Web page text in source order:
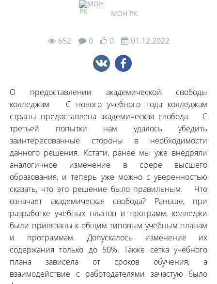
МОН РК
652 0 0 01.12.2022
О предоставлении академической свободы
колледжам С нового учебного года колледжам
страны предоставлена академическая свобода. С
третьей попытки нам удалось убедить
заинтересованные стороны в необходимости
данного решения. Кстати, ранее мы уже внедряли
аналогичное изменение в сфере высшего
образования, и теперь уже можно с уверенностью
сказать, что это решение было правильным. Что
означает академическая свобода? Раньше, при
разработке учебных планов и программ, колледжи
были привязаны к общим типовым учебным планам
и программам. Допускалось изменение их
содержания только до 50%. Также сетка учебного
плана зависела от сроков обучения, а
взаимодействие с работодателями зачастую было